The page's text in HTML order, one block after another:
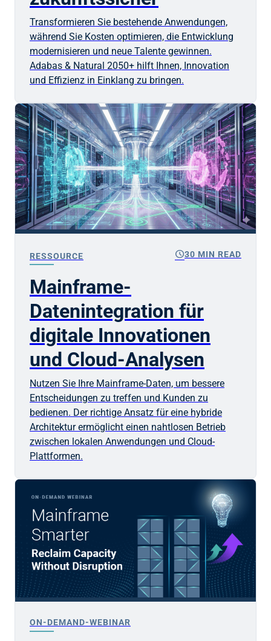
Transformieren Sie bestehende Anwendungen,
während Sie Kosten optimieren, die Entwicklung
modernisieren und neue Talente gewinnen.
Adabas & Natural 2050+ hilft Ihnen, Innovation
und Effizienz in Einklang zu bringen.
RESSOURCE schedule30 MIN READ
Mainframe-
Datenintegration für
digitale Innovationen
und Cloud-Analysen
Nutzen Sie Ihre Mainframe-Daten, um bessere
Entscheidungen zu treffen und Kunden zu
bedienen. Der richtige Ansatz für eine hybride
Architektur ermöglicht einen nahtlosen Betrieb
zwischen lokalen Anwendungen und Cloud-
Plattformen.
ON-DEMAND-WEBINAR